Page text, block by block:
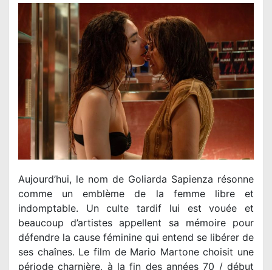
Aujourd’hui, le nom de Goliarda Sapienza résonne
comme un emblème de la femme libre et
indomptable. Un culte tardif lui est vouée et
beaucoup d’artistes appellent sa mémoire pour
défendre la cause féminine qui entend se libérer de
ses chaînes. Le film de Mario Martone choisit une
période charnière, à la fin des années 70 / début